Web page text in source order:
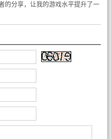
的分享，让我的游戏水平提升了一